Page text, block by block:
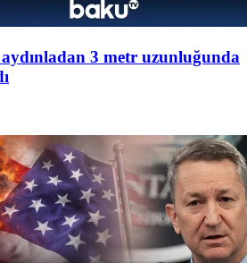
aydınladan 3 metr uzunluğunda